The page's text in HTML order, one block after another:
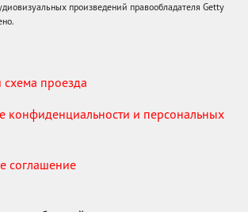
произведений правообладателя Getty
проезда
конфиденциальности и персональных
соглашение